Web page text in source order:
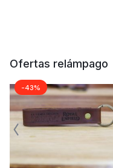
Ofertas relámpago
-43%